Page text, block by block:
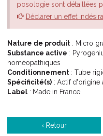
posologie sont détaillées
Déclarer un effet
Nature de produit : Micro
Substance active :
homéopathiques
Conditionnement : Tube
Spécificité(s) : Actif d'origine
Label : Made in France
‹ Retour